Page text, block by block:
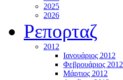
2025
2026
Ρεπορταζ
2012
Ιανουάριος 2012
Φεβρουάριος 2012
Μάρτιος 2012